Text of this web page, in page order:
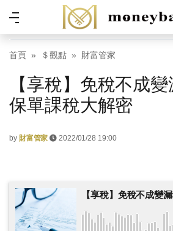
Skip to main content
功
能
表
首頁 ＄觀點 財富管家
【享稅】免稅不成變
保單課稅大解密
by 財富管家 2022/01/28 19:00
【享稅】免稅不成變